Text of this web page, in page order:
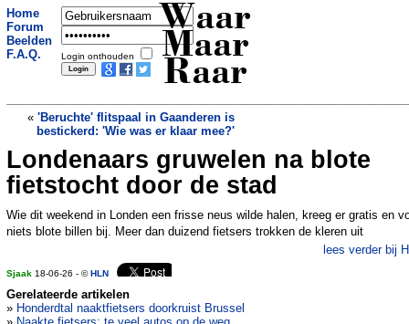
Home
Forum
Beelden
F.A.Q.
Login onthouden
Waar
Maar
Raar
« 'Beruchte' flitspaal in Gaanderen is
bestickerd: 'Wie was er klaar mee?'
Miljoenen Instagram-volgers voor 40-
jarige keeper, de held van Kaapverdië
Londenaars gruwelen na blote
fietstocht door de stad
Wie dit weekend in Londen een frisse neus wilde halen, kreeg er gratis en
niets blote billen bij. Meer dan duizend fietsers trokken de kleren uit
lees verder bij
Sjaak 18-06-26 - ©HLN
Gerelateerde artikelen
» Honderdtal naaktfietsers doorkruist Brussel